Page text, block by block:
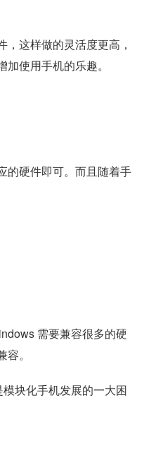
这样做的灵活度更高，
使用手机的乐趣。
的硬件即可。而且随着手
需要兼容很多的硬
。
块化手机发展的一大困